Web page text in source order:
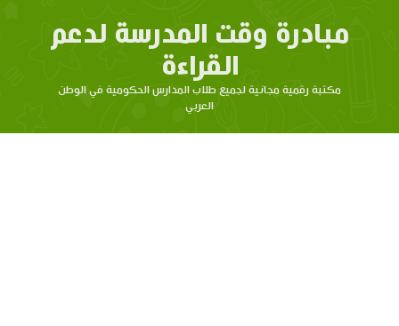
مبادرة وقت المدرسة لدعم
القراءة
مكتبة رقمية مجانية لجميع طلاب المدارس الحكومية في الوطن
العربي